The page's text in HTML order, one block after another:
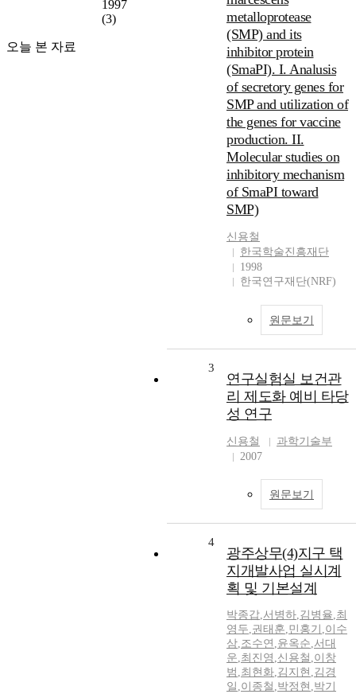
1997
(3)
오늘 본 자료
metalloprotease
(SMP) and its
inhibitor protein
(SmaPI). I. Analusis
of secretory genes for
SMP and utilization of
the genes for vaccine
production. II.
Molecular studies on
inhibitory mechanism
of SmaPI toward
SMP)
신용철
한국학술진흥재단
1998
한국연구재단(NRF)
원문보기
3
연구실험실 보건관
리 제도화 예비 타당
성 연구
신용철
과학기술부
2007
원문보기
4
광주상무(4)지구 택
지개발사업 실시계
획 및 기본설계
박종갑,서병하,김병율,최
영두,권태훈,민홍기 ,이수
삼,조수연 ,윤옥순,서대
운,최진영 ,신용철 ,이창
범 ,최현화,김지현 ,김경
일 ,이종철 ,박정현 ,박기